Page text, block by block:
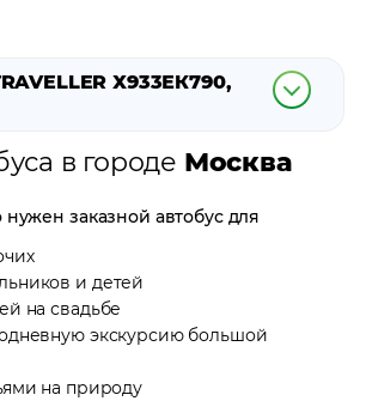
Х933ЕК790,
в городе Москва
заказной автобус для
и детей
на свадьбе
экскурсию большой
на природу